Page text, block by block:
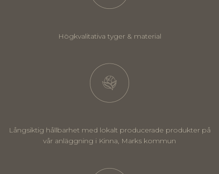
Högkvalitativa tyger & material
Långsiktig hållbarhet med lokalt producerade produkter på
vår anläggning i Kinna, Marks kommun